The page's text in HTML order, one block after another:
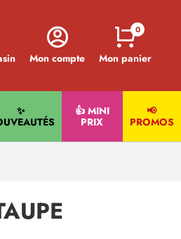
Mon compte Mon panier
0
✨
👍 MINI
PRIX
📢
PROMOS